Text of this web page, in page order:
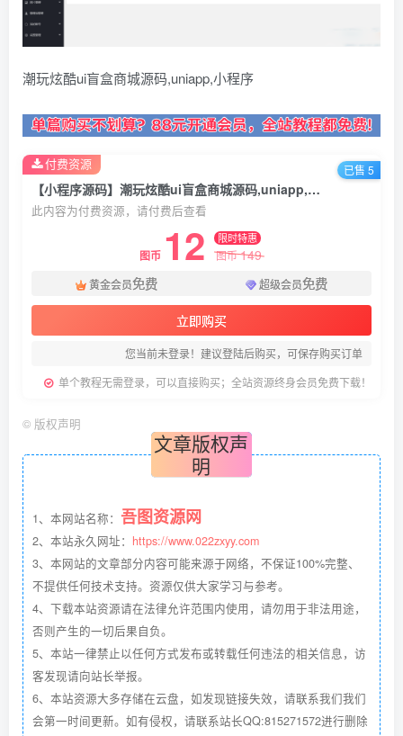
潮玩炫酷ui盲盒商城源码,uniapp,小程序
【小程序源码】潮玩炫酷ui盲盒商城源码,uniapp,小程序
此内容为付费资源，请付费后查看
图币 12 限时特惠
图币149
黄金会员免费 超级会员免费
立即购买
您当前未登录！建议登陆后购买，可保存购买订单
单个教程无需登录，可以直接购买；全站资源终身会员免费下载！
付费资源 已售 5
© 版权声明
文章版权声
明
1、本网站名称： 吾图资源网
2、本站永久网址： https://www.022zxyy.com
3、本网站的文章部分内容可能来源于网络，不保证100%完整、
不提供任何技术支持。资源仅供大家学习与参考。
4、下载本站资源请在法律允许范围内使用，请勿用于非法用途，
否则产生的一切后果自负。
5、本站一律禁止以任何方式发布或转载任何违法的相关信息，访
客发现请向站长举报。
6、本站资源大多存储在云盘，如发现链接失效，请联系我们我们
会第一时间更新。如有侵权，请联系站长QQ:815271572进行删除